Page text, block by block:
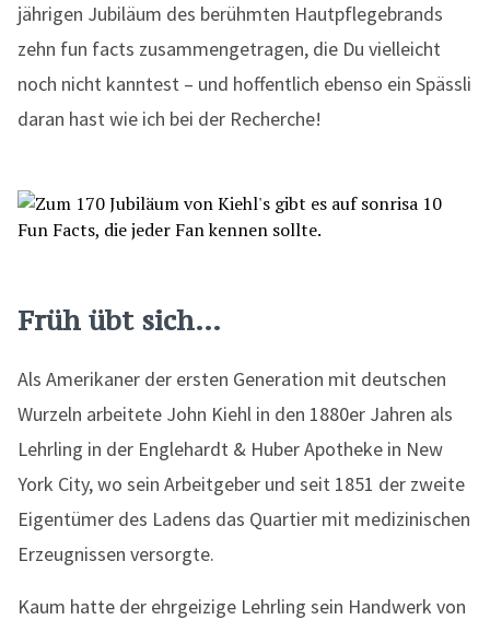
jährigen Jubiläum des berühmten Hautpflegebrands
zehn fun facts zusammengetragen, die Du vielleicht
noch nicht kanntest – und hoffentlich ebenso ein Spässli
daran hast wie ich bei der Recherche!
Früh übt sich…
Als Amerikaner der ersten Generation mit deutschen
Wurzeln arbeitete John Kiehl in den 1880er Jahren als
Lehrling in der Englehardt & Huber Apotheke in New
York City, wo sein Arbeitgeber und seit 1851 der zweite
Eigentümer des Ladens das Quartier mit medizinischen
Erzeugnissen versorgte.
Kaum hatte der ehrgeizige Lehrling sein Handwerk von